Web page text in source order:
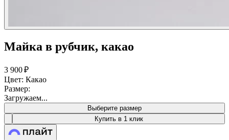
Майка в рубчик, какао
3 900 ₽
Цвет: Какао
Размер:
Загружаем...
Выберите размер
Купить в 1 клик